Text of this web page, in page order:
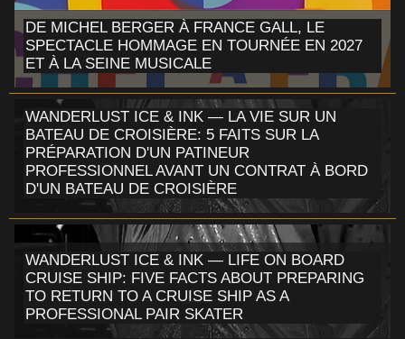
DE MICHEL BERGER À FRANCE GALL, LE
SPECTACLE HOMMAGE EN TOURNÉE EN 2027
ET À LA SEINE MUSICALE
WANDERLUST ICE & INK — LA VIE SUR UN
BATEAU DE CROISIÈRE: 5 FAITS SUR LA
PRÉPARATION D'UN PATINEUR
PROFESSIONNEL AVANT UN CONTRAT À BORD
D'UN BATEAU DE CROISIÈRE
WANDERLUST ICE & INK — LIFE ON BOARD
CRUISE SHIP: FIVE FACTS ABOUT PREPARING
TO RETURN TO A CRUISE SHIP AS A
PROFESSIONAL PAIR SKATER